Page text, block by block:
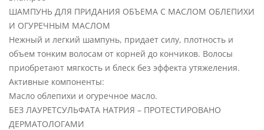
ШАМПУНЬ ДЛЯ ПРИДАНИЯ ОБЪЕМА С МАСЛОМ ОБЛЕПИХИ
И ОГУРЕЧНЫМ МАСЛОМ
Нежный и легкий шампунь, придает силу, плотность и
объем тонким волосам от корней до кончиков. Волосы
приобретают мягкость и блеск без эффекта утяжеления.
Активные компоненты:
Масло облепихи и огуречное масло.
БЕЗ ЛАУРЕТСУЛЬФАТА НАТРИЯ – ПРОТЕСТИРОВАНО
ДЕРМАТОЛОГАМИ